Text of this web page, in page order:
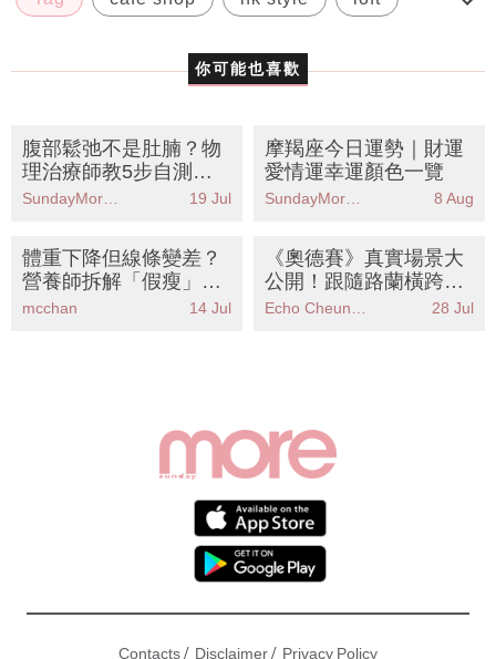
你可能也喜歡
腹部鬆弛不是肚腩？物
理治療師教5步自測腹
直肌分離 附核心改善運
動懶人包
SundayMore編輯部
摩羯座今日運勢｜財運
愛情運幸運顏色一覽
體重下降但線條變差？
營養師拆解「假瘦」陷
阱丨8大高蛋白食物增
肌減脂 踢走鬆泡泡Bye
mcchan
《奧德賽》真實場景大
公開！跟隨路蘭橫跨5
國10大絕美秘境 影迷必
儲朝聖清單